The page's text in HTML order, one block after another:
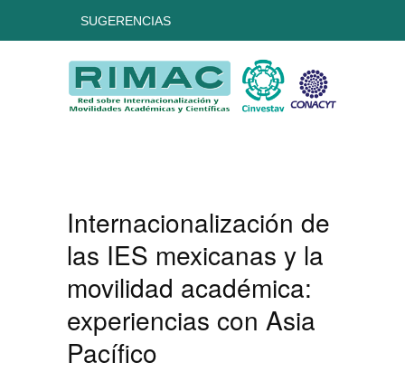
SUGERENCIAS
Internacionalización de
las IES mexicanas y la
movilidad académica:
experiencias con Asia
Pacífico